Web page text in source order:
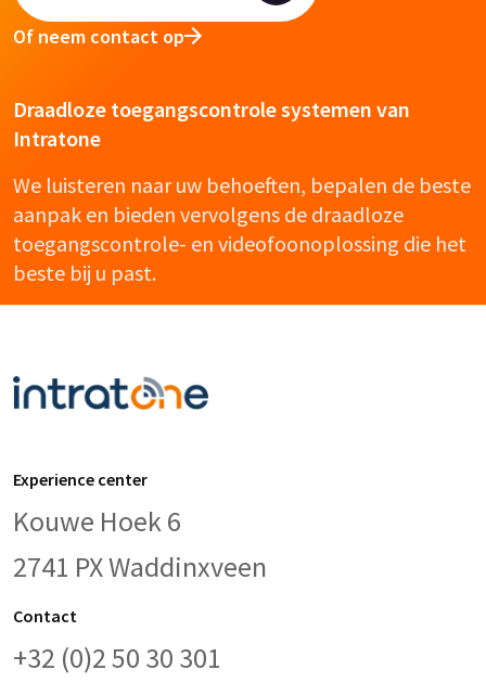
Of neem contact op
Draadloze toegangscontrole systemen van
Intratone
We luisteren naar uw behoeften, bepalen de beste
aanpak en bieden vervolgens de draadloze
toegangscontrole- en videofoonoplossing die het
beste bij u past.
Experience center
Kouwe Hoek 6
2741 PX Waddinxveen
Contact
+32 (0)2 50 30 301